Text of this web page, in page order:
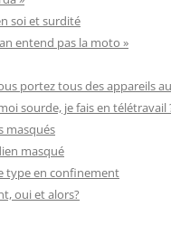
soi et surdité
entend pas la moto »
portez tous des appareils
sourde, je fais en télétravail
masqués
masqué
type en confinement
oui et alors?